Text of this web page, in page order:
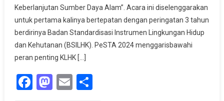
Untuk
Masa
Depan
Ekologi
Keberlanjutan Sumber Daya Alam”. Acara ini diselenggarakan
untuk pertama kalinya bertepatan dengan peringatan 3 tahun
berdirinya Badan Standardisasi Instrumen Lingkungan Hidup
dan Kehutanan (BSILHK). PeSTA 2024 menggarisbawahi
peran penting KLHK […]
Facebook
Mastodon
EmailShare